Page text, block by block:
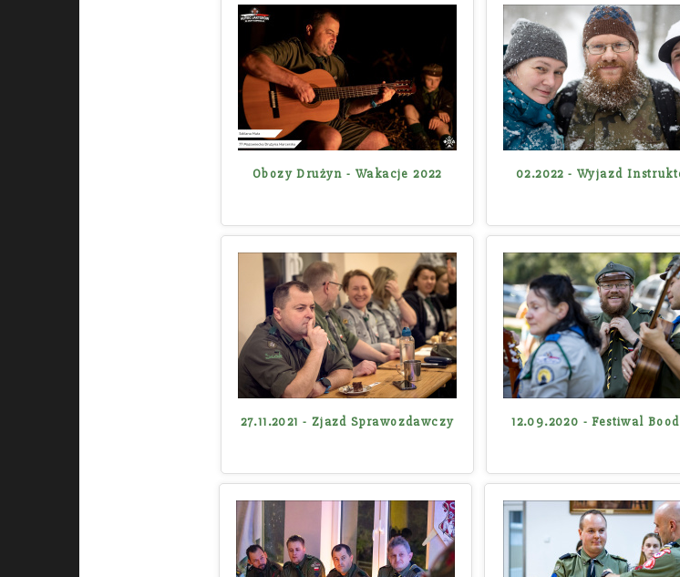
Obozy Drużyn - Wakacje 2022 02.2022 - Wyjazd
27.11.2021 - Zjazd Sprawozdawczy 12.09.2020 - Festiwal